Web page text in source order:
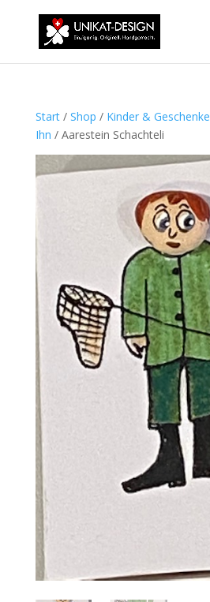
Start/ Shop / Kinder & Geschenke
Ihn / Aarestein Schachteli